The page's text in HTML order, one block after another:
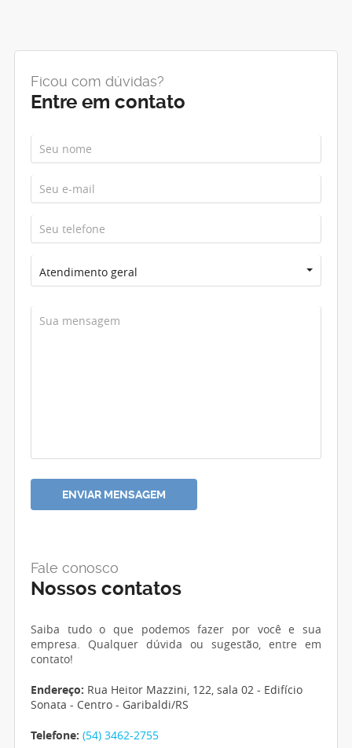
Ficou com dúvidas?
Entre em contato
Atendimento geral
Fale conosco
Nossos contatos
Saiba tudo o que podemos fazer por você e sua
empresa. Qualquer dúvida ou sugestão, entre em
contato!
Endereço: Rua Heitor Mazzini, 122, sala 02 - Edifício
Sonata - Centro - Garibaldi/RS
Telefone: (54) 3462-2755